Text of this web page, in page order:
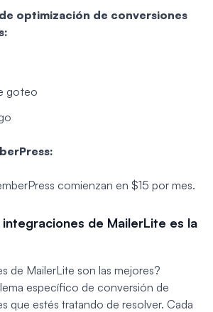
optimización de conversiones
goteo
comienzan en $15 por mes.
de MailerLite es la
de MailerLite son las mejores?
específico de conversión de
que estés tratando de resolver. Cada